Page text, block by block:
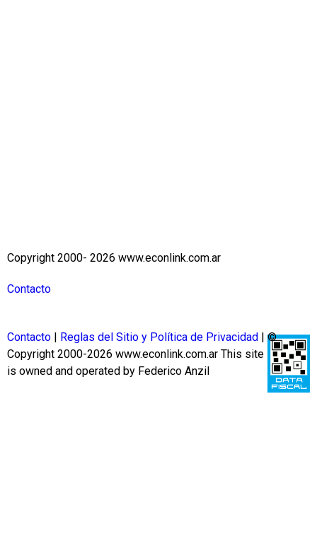
Copyright 2000- 2026 www.econlink.com.ar
Contacto
Contacto Reglas del Sitio y Política de Privacidad
| ©
Copyright 2000-2026 www.econlink.com.ar This site
is owned and operated by Federico Anzil